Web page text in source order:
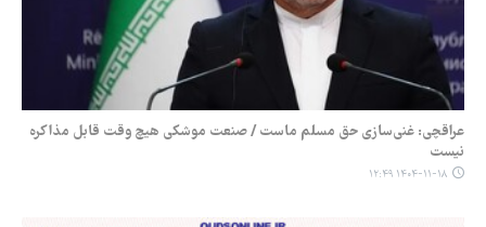
عراقچی: غنی‌سازی حق مسلم ماست / صنعت موشکی هیچ وقت قابل مذاکره
نیست
۱۴۰۴-۱۱-۱۸ ۱۲:۴۹